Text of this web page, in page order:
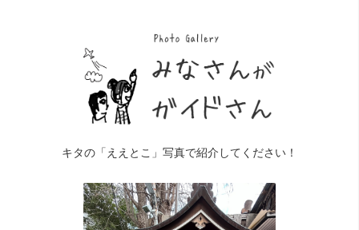
キタの「ええとこ」写真で紹介してください！